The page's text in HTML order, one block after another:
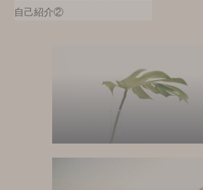
自己紹介②